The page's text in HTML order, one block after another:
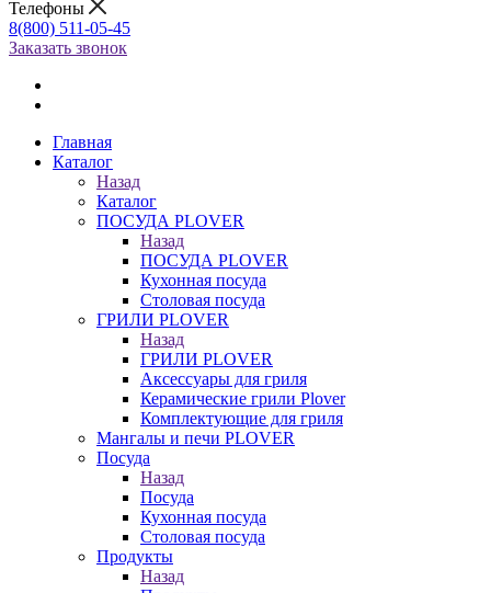
Телефоны
8(800) 511-05-45
Заказать звонок
Главная
Каталог
Назад
Каталог
ПОСУДА PLOVER
Назад
ПОСУДА PLOVER
Кухонная посуда
Столовая посуда
ГРИЛИ PLOVER
Назад
ГРИЛИ PLOVER
Аксессуары для гриля
Керамические грили Plover
Комплектующие для гриля
Мангалы и печи PLOVER
Посуда
Назад
Посуда
Кухонная посуда
Столовая посуда
Продукты
Назад